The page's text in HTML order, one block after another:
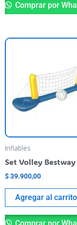
Comprar por
Inflables
Set Volley Bestway
$39.900,00
Agregar al carrito